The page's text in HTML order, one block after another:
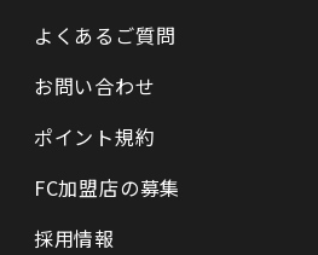
よくあるご質問
お問い合わせ
ポイント規約
FC加盟店の募集
採用情報